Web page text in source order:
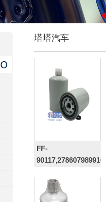
汽油化油器（尼龙/聚丙
内置燃油过滤器
液压油滤芯
变速箱滤清器系列
曲轴箱通风滤清器
其它滤清器产品
塔塔汽车
FF-
90117,278607989916